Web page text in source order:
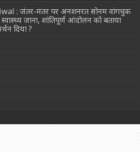
: जंतर-मंतर पर अनशनरत सोनम वांगचुक
जाना, शांतिपूर्ण आंदोलन को बताया
दिया ?